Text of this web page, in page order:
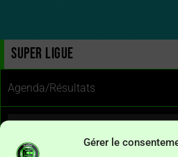
Gérer le
SUPER LIGUE
Agenda/Résultats
08/08/2026